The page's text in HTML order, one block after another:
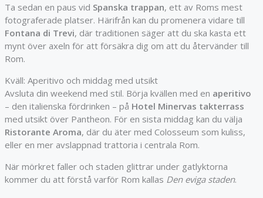
Ta sedan en paus vid Spanska trappan, ett av Roms mest
fotograferade platser. Härifrån kan du promenera vidare till
Fontana di Trevi, där traditionen säger att du ska kasta ett
mynt över axeln för att försäkra dig om att du återvänder till
Rom.
Kväll: Aperitivo och middag med utsikt
Avsluta din weekend med stil. Börja kvällen med en aperitivo
– den italienska fördrinken – på Hotel Minervas takterrass
med utsikt över Pantheon. För en sista middag kan du välja
Ristorante Aroma, där du äter med Colosseum som kuliss,
eller en mer avslappnad trattoria i centrala Rom.
När mörkret faller och staden glittrar under gatlyktorna
kommer du att förstå varför Rom kallas Den eviga staden.